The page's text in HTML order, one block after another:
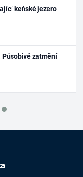
keňské jezero
Působivé zatmění